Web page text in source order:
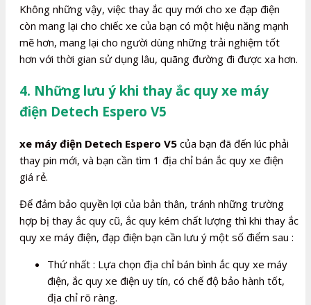
Không những vậy, việc thay ắc quy mới cho xe đạp điện
còn mang lại cho chiếc xe của bạn có một hiệu năng mạnh
mẽ hơn, mang lại cho người dùng những trải nghiệm tốt
hơn với thời gian sử dụng lâu, quãng đường đi được xa hơn.
4. Những lưu ý khi thay ắc quy xe máy
điện Detech Espero V5
xe máy điện Detech Espero V5 của bạn đã đến lúc phải
thay pin mới, và bạn cần tìm 1 địa chỉ bán ắc quy xe điện
giá rẻ.
Để đảm bảo quyền lợi của bản thân, tránh những trường
hợp bị thay ắc quy cũ, ắc quy kém chất lượng thì khi thay ắc
quy xe máy điện, đạp điện bạn cần lưu ý một số điểm sau :
Thứ nhất : Lựa chọn địa chỉ bán bình ắc quy xe máy
điện, ắc quy xe điện uy tín, có chế độ bảo hành tốt,
địa chỉ rõ ràng.